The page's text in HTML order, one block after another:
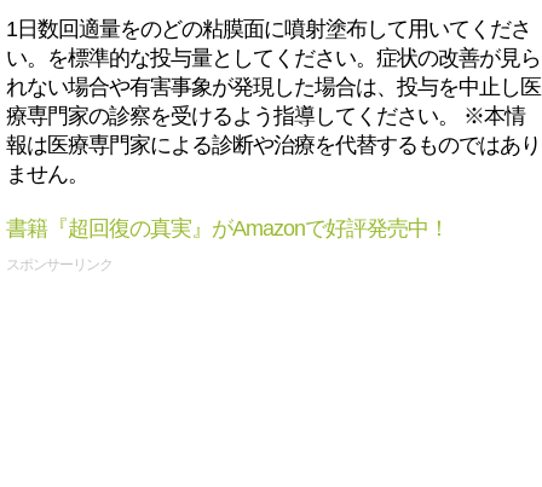
1日数回適量をのどの粘膜面に噴射塗布して用いてくださ
い。を標準的な投与量としてください。症状の改善が見ら
れない場合や有害事象が発現した場合は、投与を中止し医
療専門家の診察を受けるよう指導してください。 ※本情
報は医療専門家による診断や治療を代替するものではあり
ません。
書籍『超回復の真実』がAmazonで好評発売中！
スポンサーリンク